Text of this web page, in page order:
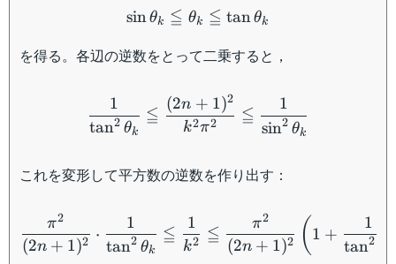
sinθk ≦ θk ≦ tanθk
を得る。各辺の逆数をとって二乗すると，
tan2 θk
1
≦ k2π2
(2n + 1)2
≦ sin2 θk
1
これを変形して平方数の逆数を作り出す：
(2n + 1)2
π2
⋅
tan2 θk
1
≦ k2
1
≦ (2n + 1)2
π2 ( 1 +
tan2
1